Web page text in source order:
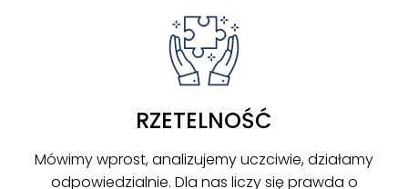
RZETELNOŚĆ
Mówimy wprost, analizujemy uczciwie, działamy
odpowiedzialnie. Dla nas liczy się prawda o